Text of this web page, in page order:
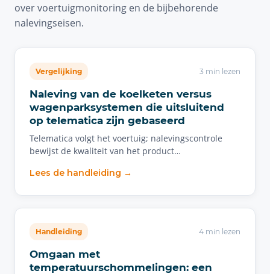
over voertuigmonitoring en de bijbehorende
nalevingseisen.
Vergelijking 3 min lezen
Naleving van de koelketen versus
wagenparksystemen die uitsluitend
op telematica zijn gebaseerd
Telematica volgt het voertuig; nalevingscontrole
bewijst de kwaliteit van het product…
Lees de handleiding →
Handleiding 4 min lezen
Omgaan met
temperatuurschommelingen: een